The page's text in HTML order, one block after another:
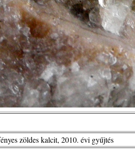
zöldes kalcit, 2010. évi gyűjtés